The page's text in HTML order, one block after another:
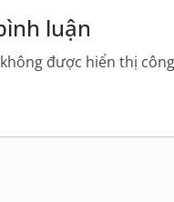
luận
được hiển thị